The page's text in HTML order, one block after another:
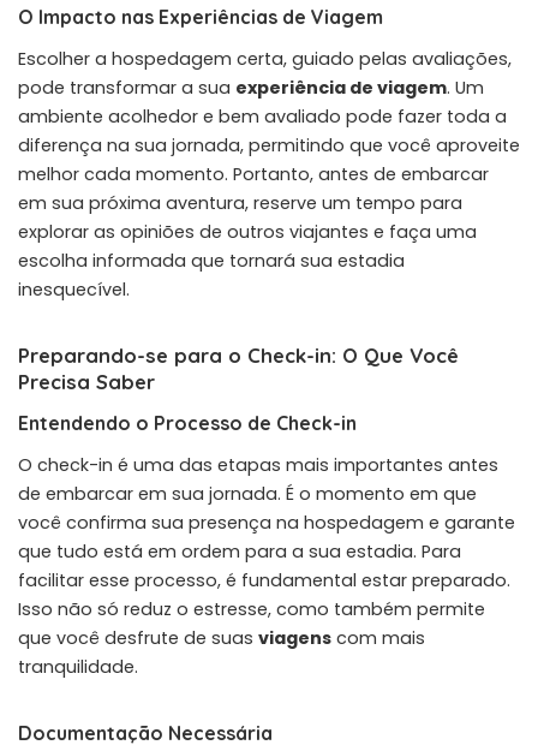
O Impacto nas Experiências de Viagem
Escolher a hospedagem certa, guiado pelas avaliações,
pode transformar a sua experiência de viagem. Um
ambiente acolhedor e bem avaliado pode fazer toda a
diferença na sua jornada, permitindo que você aproveite
melhor cada momento. Portanto, antes de embarcar
em sua próxima aventura, reserve um tempo para
explorar as opiniões de outros viajantes e faça uma
escolha informada que tornará sua estadia
inesquecível.
Preparando-se para o Check-in: O Que Você
Precisa Saber
Entendendo o Processo de Check-in
O check-in é uma das etapas mais importantes antes
de embarcar em sua jornada. É o momento em que
você confirma sua presença na hospedagem e garante
que tudo está em ordem para a sua estadia. Para
facilitar esse processo, é fundamental estar preparado.
Isso não só reduz o estresse, como também permite
que você desfrute de suas viagens com mais
tranquilidade.
Documentação Necessária